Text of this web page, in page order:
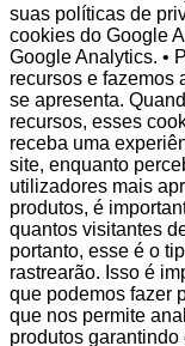
suas políticas de
cookies do Google
Google Analytics. •
recursos e fazemos
se apresenta.
recursos, esses
receba uma
site, enquanto
utilizadores mais
produtos, é
quantos visitantes
portanto, esse é o
rastrearão. Isso é
que podemos fazer
que nos permite
produtos